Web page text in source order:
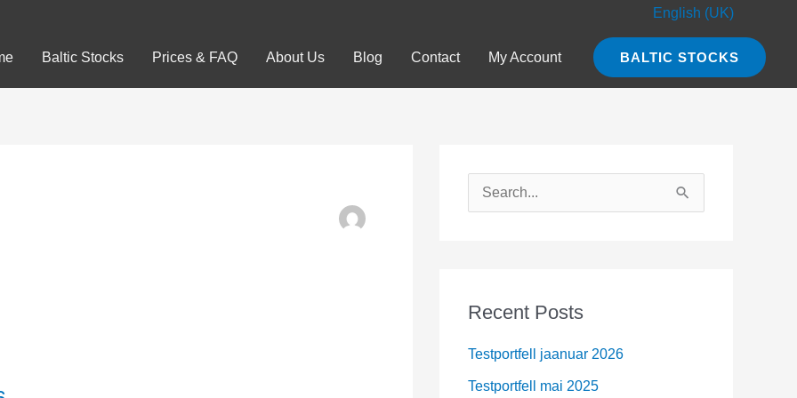
English (UK)
Baltic Stocks Prices & FAQ About Us Blog Contact My Account BALTIC STOCKS
e
o
Recent Posts
Testportfell jaanuar 2026
Testportfell mai 2025